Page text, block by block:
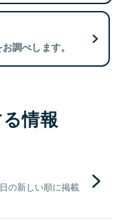
調べします。
情報
の新しい順に掲載